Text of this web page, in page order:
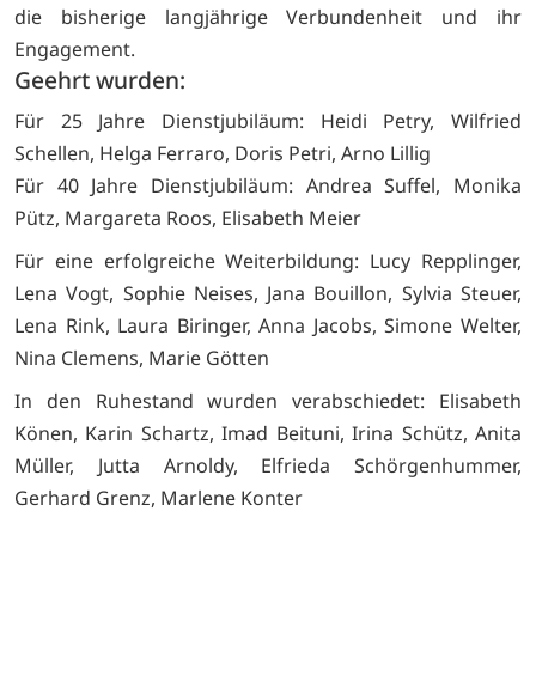
die bisherige langjährige Verbundenheit und ihr
Engagement.
Geehrt wurden:
Für 25 Jahre Dienstjubiläum: Heidi Petry, Wilfried
Schellen, Helga Ferraro, Doris Petri, Arno Lillig
Für 40 Jahre Dienstjubiläum: Andrea Suffel, Monika
Pütz, Margareta Roos, Elisabeth Meier
Für eine erfolgreiche Weiterbildung: Lucy Repplinger,
Lena Vogt, Sophie Neises, Jana Bouillon, Sylvia Steuer,
Lena Rink, Laura Biringer, Anna Jacobs, Simone Welter,
Nina Clemens, Marie Götten
In den Ruhestand wurden verabschiedet: Elisabeth
Könen, Karin Schartz, Imad Beituni, Irina Schütz, Anita
Müller, Jutta Arnoldy, Elfrieda Schörgenhummer,
Gerhard Grenz, Marlene Konter